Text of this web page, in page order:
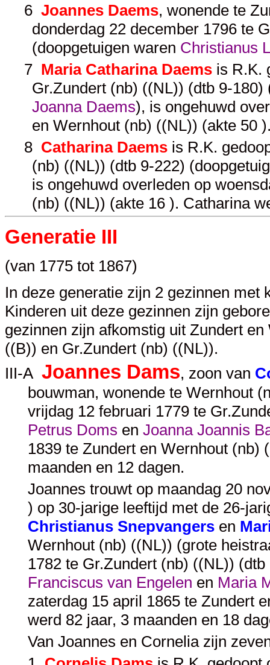
6 Joannes Daems, wonende te
donderdag 22 december 1796 te
(doopgetuigen waren Christianus
7 Maria Catharina Daems is R.K.
Gr.Zundert (nb) ((NL)) (dtb 9-
Joanna Daems), is ongehuwd
en Wernhout (nb) ((NL)) (akte 50
8 Catharina Daems is R.K.
(nb) ((NL)) (dtb 9-222)
is ongehuwd overleden op
(nb) ((NL)) (akte 16 ). Catharina
Generatie III
(van 1775 tot 1867)
In deze generatie zijn 2 gezinnen met
Kinderen uit deze gezinnen zijn
gezinnen zijn afkomstig uit Zundert
((B)) en Gr.Zundert (nb) ((NL)).
III-A Joannes Dams, zoon van
bouwman, wonende te Wernhout
vrijdag 12 februari 1779 te
Petrus Doms enJoanna Joannis
1839 te Zundert en Wernhout (nb)
maanden en 12 dagen.
Joannes trouwt op maandag 20
) op 30-jarige leeftijd met de 26-
Christianus Snepvangers en
Wernhout (nb) ((NL)) (grote
1782 te Gr.Zundert (nb) ((NL))
Franciscus van Engelen en Maria
zaterdag 15 april 1865 te Zundert
werd 82 jaar, 3 maanden en 18
Van Joannes en Cornelia zijn